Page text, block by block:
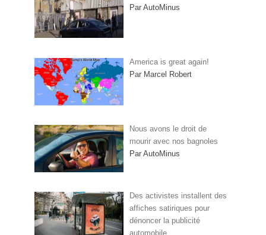
Par AutoMinus
America is great again!
Par Marcel Robert
Nous avons le droit de
mourir avec nos bagnoles
Par AutoMinus
Des activistes installent des
affiches satiriques pour
dénoncer la publicité
automobile